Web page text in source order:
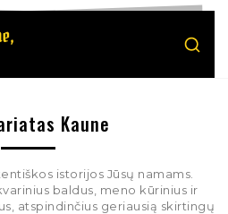
Kaune
istorijos Jūsų namams.
baldus, meno kūrinius ir
atspindinčius geriausią skirtingų